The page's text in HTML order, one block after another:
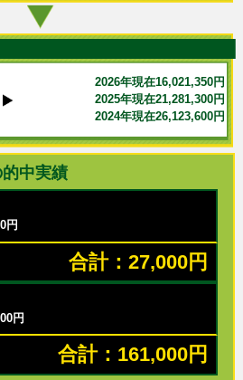
2026年現在16,021,350円
2025年現在21,281,300円
2024年現在26,123,600円
中実績
円
合計：27,000円
円
合計：161,000円